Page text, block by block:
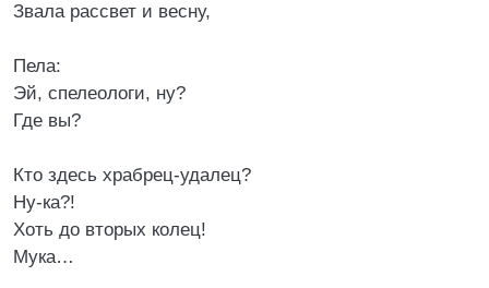
Звала рассвет и весну,
Пела:
Эй, спелеологи, ну?
Где вы?
Кто здесь храбрец-удалец?
Ну-ка?!
Хоть до вторых колец!
Мука…